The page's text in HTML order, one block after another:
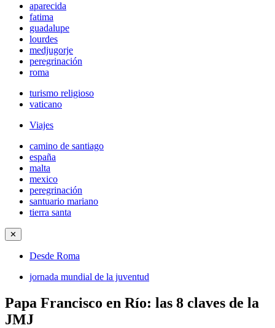
aparecida
fatima
guadalupe
lourdes
medjugorje
peregrinación
roma
turismo religioso
vaticano
Viajes
camino de santiago
españa
malta
mexico
peregrinación
santuario mariano
tierra santa
✕
Desde Roma
jornada mundial de la juventud
Papa Francisco en Río: las 8 claves de la
JMJ